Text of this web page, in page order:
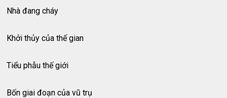
Nhà đang cháy
Khởi thủy của thế gian
Tiểu phẫu thế giới
Bốn giai đoạn của vũ trụ